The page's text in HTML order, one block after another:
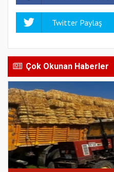
Twitter Paylaş
Çok Okunan Haberler